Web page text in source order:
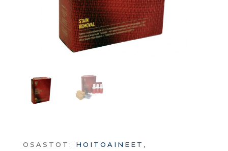
OSASTOT: HOITOAINEET ,